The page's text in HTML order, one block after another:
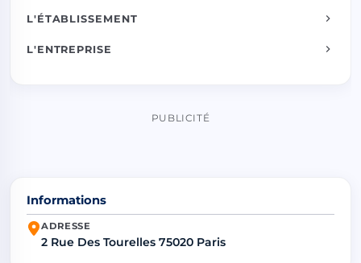
L'ÉTABLISSEMENT
L'ENTREPRISE
PUBLICITÉ
Informations
ADRESSE
2 Rue Des Tourelles 75020 Paris